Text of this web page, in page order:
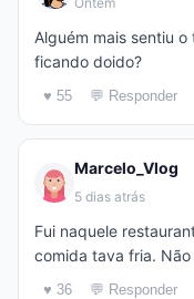
Alguém mais sentiu
ficando doido?
♥ 55 💬 Responder
Marcelo_Vlog
5 dias atrás
Fui naquele
comida tava fria.
♥ 36 💬 Responder